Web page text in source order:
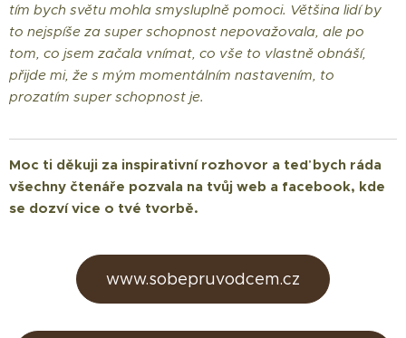
tím bych světu mohla smysluplně pomoci. Většina lidí by
to nejspíše za super schopnost nepovažovala, ale po
tom, co jsem začala vnímat, co vše to vlastně obnáší,
přijde mi, že s mým momentálním nastavením, to
prozatím super schopnost je.
Moc ti děkuji za inspirativní rozhovor a teď bych ráda
všechny čtenáře pozvala na tvůj web a facebook, kde
se dozví vice o tvé tvorbě.
www.sobepruvodcem.cz